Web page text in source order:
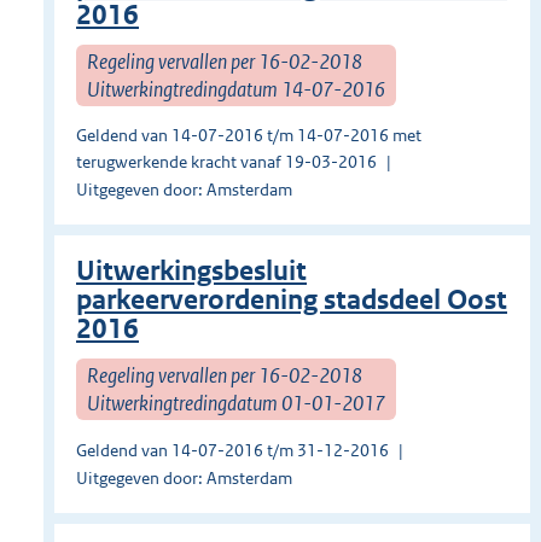
2016
Regeling vervallen per 16-02-2018
Uitwerkingtredingdatum 14-07-2016
Geldend van 14-07-2016 t/m 14-07-2016 met
terugwerkende kracht vanaf 19-03-2016
Uitgegeven door: Amsterdam
Uitwerkingsbesluit
parkeerverordening stadsdeel Oost
2016
Regeling vervallen per 16-02-2018
Uitwerkingtredingdatum 01-01-2017
Geldend van 14-07-2016 t/m 31-12-2016
Uitgegeven door: Amsterdam